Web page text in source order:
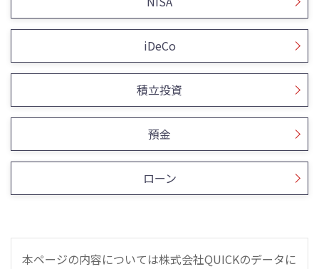
iDeCo
積立投資
預金
ローン
本ページの内容については株式会社QUICKのデータに